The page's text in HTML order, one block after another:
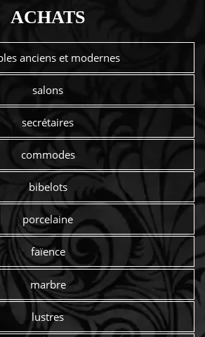
ACHATS
anciens et modernes
salons
secrétaires
commodes
bibelots
porcelaine
faïence
marbre
lustres